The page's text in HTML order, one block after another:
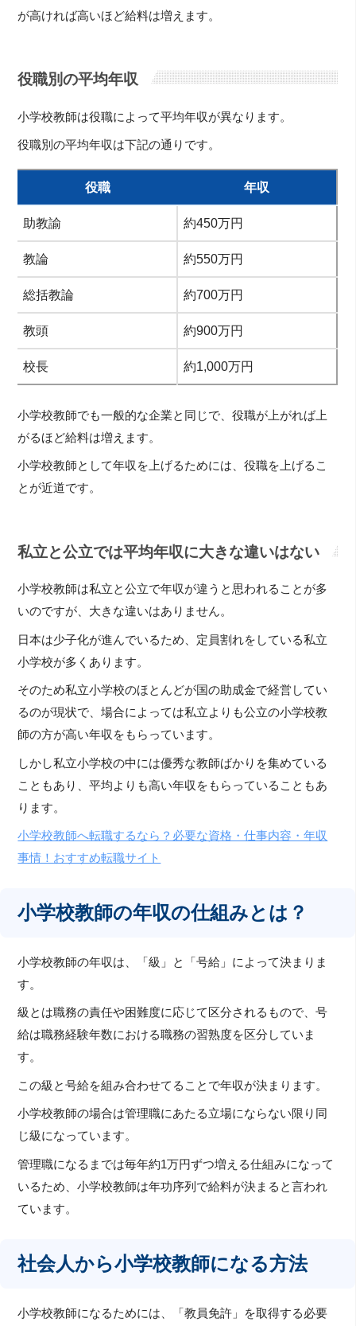
が高ければ高いほど給料は増えます。
役職別の平均年収
小学校教師は役職によって平均年収が異なります。
役職別の平均年収は下記の通りです。
役職 年収
助教諭 約450万円
教論 約550万円
総括教論 約700万円
教頭 約900万円
校長 約1,000万円
小学校教師でも一般的な企業と同じで、役職が上がれば上
がるほど給料は増えます。
小学校教師として年収を上げるためには、役職を上げるこ
とが近道です。
私立と公立では平均年収に大きな違いはない
小学校教師は私立と公立で年収が違うと思われることが多
いのですが、大きな違いはありません。
日本は少子化が進んでいるため、定員割れをしている私立
小学校が多くあります。
そのため私立小学校のほとんどが国の助成金で経営してい
るのが現状で、場合によっては私立よりも公立の小学校教
師の方が高い年収をもらっています。
しかし私立小学校の中には優秀な教師ばかりを集めている
こともあり、平均よりも高い年収をもらっていることもあ
ります。
小学校教師へ転職するなら？必要な資格・仕事内容・年収
事情！おすすめ転職サイト
小学校教師の年収の仕組みとは？
小学校教師の年収は、「級」と「号給」によって決まりま
す。
級とは職務の責任や困難度に応じて区分されるもので、号
給は職務経験年数における職務の習熟度を区分していま
す。
この級と号給を組み合わせてることで年収が決まります。
小学校教師の場合は管理職にあたる立場にならない限り同
じ級になっています。
管理職になるまでは毎年約1万円ずつ増える仕組みになって
いるため、小学校教師は年功序列で給料が決まると言われ
ています。
社会人から小学校教師になる方法
小学校教師になるためには、「教員免許」を取得する必要